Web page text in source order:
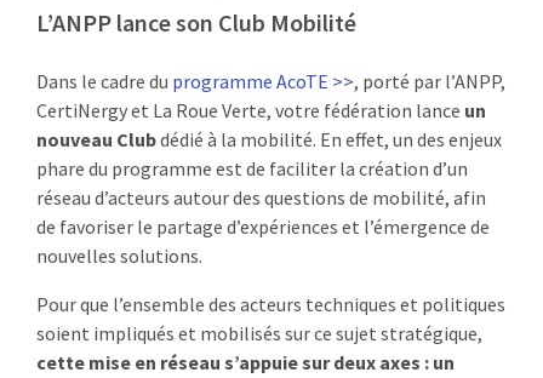
r
ANPP
RENCONTRES
PUBLICATIONS
JURIDIQUE
EMPLOI
L’ANPP lance son Club Mobilité
Dans le cadre du programme AcoTE >>, porté par l’ANPP,
CertiNergy et La Roue Verte, votre fédération lance un
nouveau Clubdédié à la mobilité. En effet, un des enjeux
phare du programme est de faciliter la création d’un
réseau d’acteurs autour des questions de mobilité, afin
de favoriser le partage d’expériences et l’émergence de
nouvelles solutions.
Pour que l’ensemble des acteurs techniques et politiques
soient impliqués et mobilisés sur ce sujet stratégique,
cette mise en réseau s’appuie sur deux axes : un